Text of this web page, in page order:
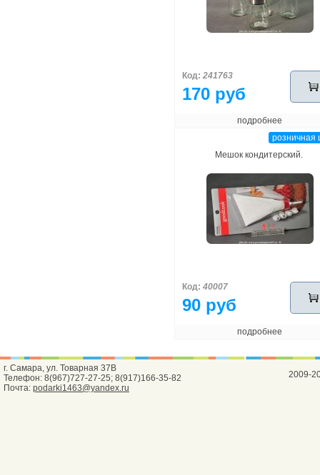
Код: 241763
170 руб
подробнее
розничная
Мешок кондитерский.
Код: 40007
90 руб
подробнее
г. Самара, ул. Товарная 37В
Телефон: 8(967)727-27-25; 8(917)166-35-82
Почта: podarki1463@yandex.ru
2009-